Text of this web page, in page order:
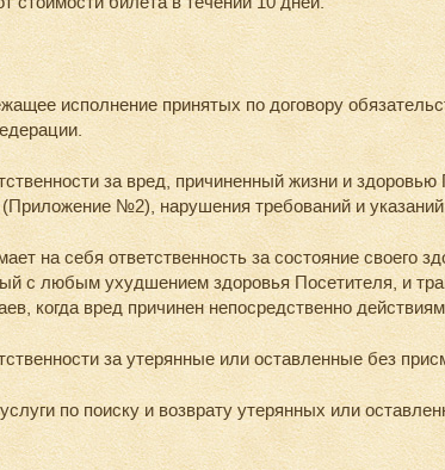
исполнение принятых по договору
за вред, причиненный жизни и
№2), нарушения требований и
на себя ответственность за состояние
с любым ухудшением здоровья Посетителя, и
когда вред причинен непосредственно
за утерянные или оставленные без
по поиску и возврату утерянных или